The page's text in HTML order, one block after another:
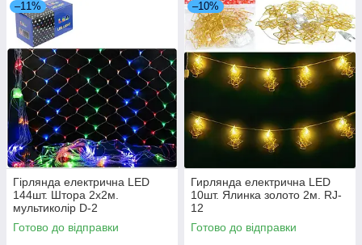
–11%
Гірлянда електрична LED
144шт. Штора 2х2м.
мультиколір D-2
Готово до відправки
–10%
Гирлянда електрична LED
10шт. Ялинка золото 2м. RJ-
12
Готово до відправки